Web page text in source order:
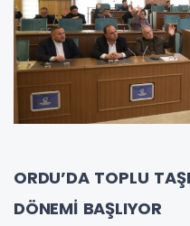
ORDU’DA TOPLU
DÖNEMİ BAŞLIYOR